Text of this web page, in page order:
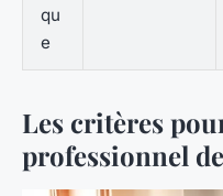
qu
e
Les critères
professionnel